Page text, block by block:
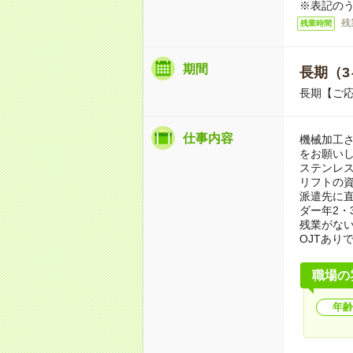
※表記の
残業時間 残
期間 長期（
長期【ご
仕事内容
機械加工
をお願い
ステンレ
リフトの
派遣先に
ダー年2
残業がな
OJTあり
職場の
年